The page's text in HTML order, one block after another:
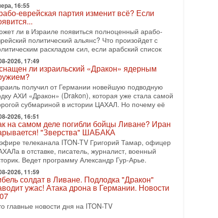
и Иран: последний шанс - НОВОСТИ
08/2026
США Дональд Трамп объявил о
переговоров с Ираном, но Тегеран пока
подтвердил готовность к диалогу. По словам
2026, 08:42
отменил удар по Ирану - НОВОСТИ
08/2026
США Дональд Трамп сегодня заявил об
подготовленного удара по Ирану после
Тегерана и других стран региона. По его
2026, 17:50
голос» Израиля: кто заберет его на этот
русскоязычных репатриантов не раз кардинально
политический ландшафт Израиля. Достаточно
взлет партии «Исраэль ба-алия», когда
07-2026, 17:00
закрытых дверей: о чём на самом деле
Трамп и Нетаньяху?
визит премьер-министра Израиля Биньямина
16:55
еврейская партия изменит всё? Если
ли в Израиле появиться полноценный арабо-
политический альянс? Что произойдет с
раскладом сил, если арабский список
2026, 17:49
ли израильский «Дракон» ядерным
получил от Германии новейшую подводную
АХИ «Дракон» (Drakon), которая уже стала самой
субмариной в истории ЦАХАЛ. Но почему её
2026, 16:51
на самом деле погибли бойцы Ливане? Иран
"Зверства" ШАБАКА
телеканала ITON-TV Григорий Тамар, офицер
в отставке, писатель, журналист, военный
Ведет программу Александр Гур-Арье.
2026, 11:59
солдат в Ливане. Подлодка "Дракон"
ужас! Атака дрона в Германии. Новости
главные новости дня на ITON-TV